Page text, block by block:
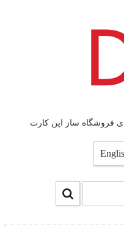
فروشگاه ساز اپن کارت